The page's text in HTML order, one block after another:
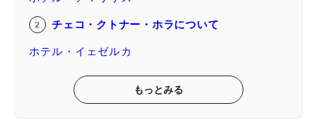
チェコ・クトナー・ホラについて
ホテル・イェゼルカ
もっとみる